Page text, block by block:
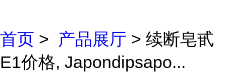
首页 > 产品展厅 > 续断皂甙
E1价格, Japondipsapo...